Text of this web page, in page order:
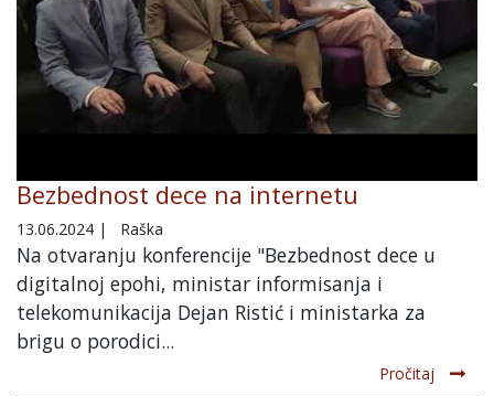
Bezbednost dece na internetu
13.06.2024 | Raška
Na otvaranju konferencije "Bezbednost dece u
digitalnoj epohi, ministar informisanja i
telekomunikacija Dejan Ristić i ministarka za
brigu o porodici...
Pročitaj